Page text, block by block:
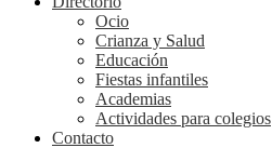
Ocio
Crianza y Salud
Educación
Fiestas infantiles
Academias
Actividades para colegios
Contacto